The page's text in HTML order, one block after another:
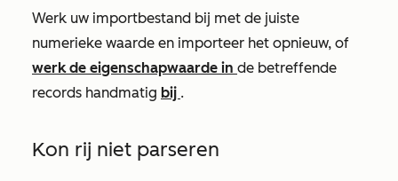
Werk uw importbestand bij met de juiste
numerieke waarde en importeer het opnieuw, of
werk de eigenschapwaarde in de betreffende
records handmatig bij .
Kon rij niet parseren